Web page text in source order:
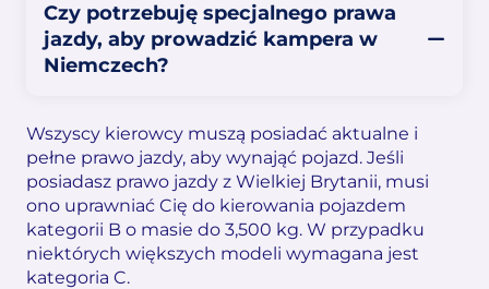
Czy potrzebuję specjalnego prawa
jazdy, aby prowadzić kampera w
Niemczech?
Wszyscy kierowcy muszą posiadać aktualne i
pełne prawo jazdy, aby wynająć pojazd. Jeśli
posiadasz prawo jazdy z Wielkiej Brytanii, musi
ono uprawniać Cię do kierowania pojazdem
kategorii B o masie do 3,500 kg. W przypadku
niektórych większych modeli wymagana jest
kategoria C.